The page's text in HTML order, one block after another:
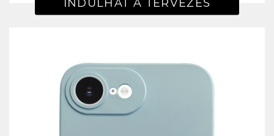
INDULHAT A TERVEZÉS